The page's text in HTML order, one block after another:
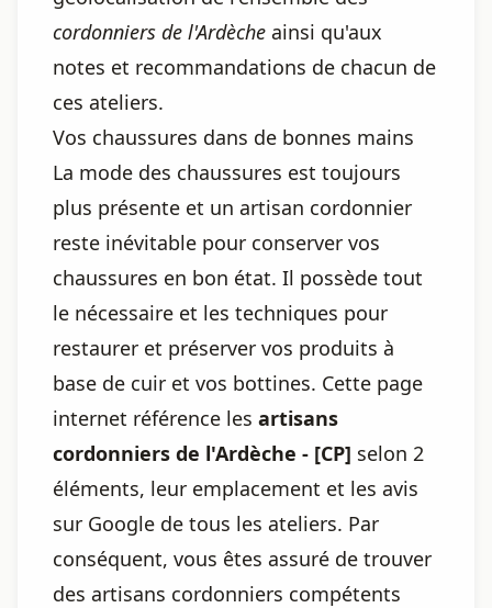
cordonniers de l'Ardèche ainsi qu'aux
notes et recommandations de chacun de
ces ateliers.
Vos chaussures dans de bonnes mains
La mode des chaussures est toujours
plus présente et un artisan cordonnier
reste inévitable pour conserver vos
chaussures en bon état. Il possède tout
le nécessaire et les techniques pour
restaurer et préserver vos produits à
base de cuir et vos bottines. Cette page
internet référence les artisans
cordonniers de l'Ardèche - [CP] selon 2
éléments, leur emplacement et les avis
sur Google de tous les ateliers. Par
conséquent, vous êtes assuré de trouver
des artisans cordonniers compétents